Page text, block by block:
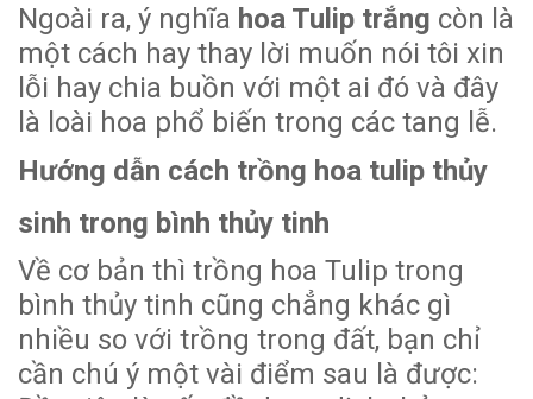
Ngoài ra, ý nghĩa hoa Tulip trắng còn là
một cách hay thay lời muốn nói tôi xin
lỗi hay chia buồn với một ai đó và đây
là loài hoa phổ biến trong các tang lễ.
Hướng dẫn cách trồng hoa tulip thủy
sinh trong bình thủy tinh
Về cơ bản thì trồng hoa Tulip trong
bình thủy tinh cũng chẳng khác gì
nhiều so với trồng trong đất, bạn chỉ
cần chú ý một vài điểm sau là được: